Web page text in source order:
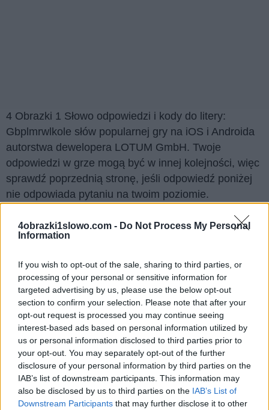
4obrazki1slowo.com - Do Not Process My Personal
Information
If you wish to opt-out of the sale, sharing to third parties, or
processing of your personal or sensitive information for
targeted advertising by us, please use the below opt-out
section to confirm your selection. Please note that after your
opt-out request is processed you may continue seeing
interest-based ads based on personal information utilized by
us or personal information disclosed to third parties prior to
your opt-out. You may separately opt-out of the further
disclosure of your personal information by third parties on the
IAB’s list of downstream participants. This information may
also be disclosed by us to third parties on the IAB’s List of
Downstream Participants that may further disclose it to other
4 Obrazki 1 Słowo odpowiedzi i kody do litery:
Gbplmrwlkole słów popularnej gry na iOS i Androida
autorstwa dewelopera LOTUM GmbH. Twoje
odpowiedzi w grze mogą być w innej kolejności, więc
sprawdź poprzednią stronę, jeśli odpowiedź poniżej
nie odpowiada pytaniu na twoim poziomie.
Wyszukaj według liter, wprowadź
wszystkie litery:
Wyszukaj
według
liter,
wprowadź
wszystkie
litery:
Szukaj
Kliknij na zdjęcie, aby zobaczyć odpowiedź.